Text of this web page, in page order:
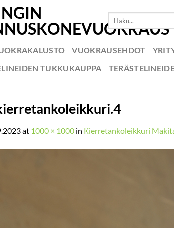
VUOKRAUSEHDOT
TUKKUKAUPPA
at 1000 × 1000 in Kierretankoleikkuri